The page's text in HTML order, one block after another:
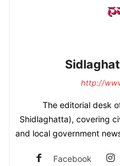
http://
The editorial desk
Shidlaghatta), covering
and local government
Facebook